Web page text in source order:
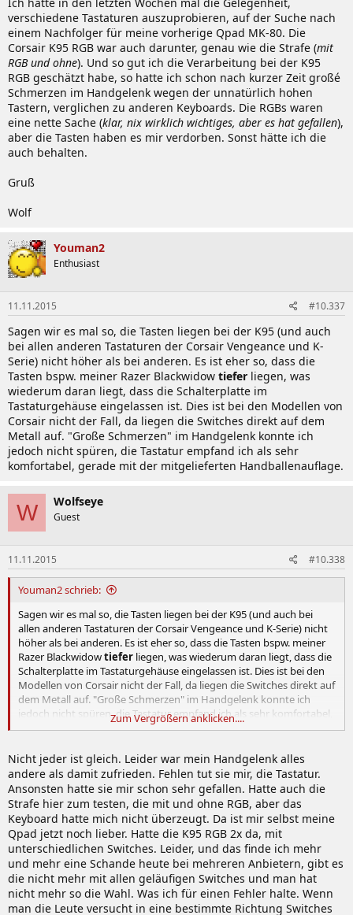
verschiedene Tastaturen auszuprobieren, auf der Suche nach
einem Nachfolger für meine vorherige Qpad MK-80. Die
Corsair K95 RGB war auch darunter, genau wie die Strafe (mit
RGB und ohne). Und so gut ich die Verarbeitung bei der K95
RGB geschätzt habe, so hatte ich schon nach kurzer Zeit großé
Schmerzen im Handgelenk wegen der unnatürlich hohen
Tastern, verglichen zu anderen Keyboards. Die RGBs waren
eine nette Sache (klar, nix wirklich wichtiges, aber es hat gefallen),
aber die Tasten haben es mir verdorben. Sonst hätte ich die
auch behalten.
Gruß
Wolf
Youman2
Enthusiast
11.11.2015 #10.337
Sagen wir es mal so, die Tasten liegen bei der K95 (und auch
bei allen anderen Tastaturen der Corsair Vengeance und K-
Serie) nicht höher als bei anderen. Es ist eher so, dass die
Tasten bspw. meiner Razer Blackwidow tiefer liegen, was
wiederum daran liegt, dass die Schalterplatte im
Tastaturgehäuse eingelassen ist. Dies ist bei den Modellen von
Corsair nicht der Fall, da liegen die Switches direkt auf dem
Metall auf. "Große Schmerzen" im Handgelenk konnte ich
jedoch nicht spüren, die Tastatur empfand ich als sehr
komfortabel, gerade mit der mitgelieferten Handballenauflage.
W Wolfseye
Guest
11.11.2015 #10.338
Youman2 schrieb:
Sagen wir es mal so, die Tasten liegen bei der K95 (und auch bei
allen anderen Tastaturen der Corsair Vengeance und K-Serie) nicht
höher als bei anderen. Es ist eher so, dass die Tasten bspw. meiner
Razer Blackwidowtiefer liegen, was wiederum daran liegt, dass die
Schalterplatte im Tastaturgehäuse eingelassen ist. Dies ist bei den
Modellen von Corsair nicht der Fall, da liegen die Switches direkt auf
dem Metall auf. "Große Schmerzen" im Handgelenk konnte ich
jedoch nicht spüren, die Tastatur empfand ich als sehr komfortabel,
gerade mit der mitgelieferten Handballenauflage.
Zum Vergrößern anklicken....
Nicht jeder ist gleich. Leider war mein Handgelenk alles
andere als damit zufrieden. Fehlen tut sie mir, die Tastatur.
Ansonsten hatte sie mir schon sehr gefallen. Hatte auch die
Strafe hier zum testen, die mit und ohne RGB, aber das
Keyboard hatte mich nicht überzeugt. Da ist mir selbst meine
Qpad jetzt noch lieber. Hatte die K95 RGB 2x da, mit
unterschiedlichen Switches. Leider, und das finde ich mehr
und mehr eine Schande heute bei mehreren Anbietern, gibt es
die nicht mehr mit allen geläufigen Switches und man hat
nicht mehr so die Wahl. Was ich für einen Fehler halte. Wenn
man die Leute versucht in eine bestimmte Richtung Switches